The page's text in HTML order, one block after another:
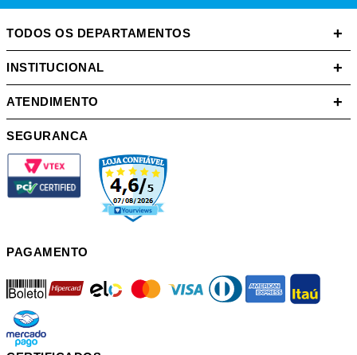
TODOS OS DEPARTAMENTOS +
INSTITUCIONAL +
ATENDIMENTO +
SEGURANCA
PAGAMENTO
boleto mastercard diners american itau
mercadopago